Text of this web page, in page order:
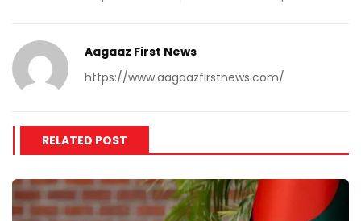
Aagaaz First News
https://www.aagaazfirstnews.com/
RELATED POST